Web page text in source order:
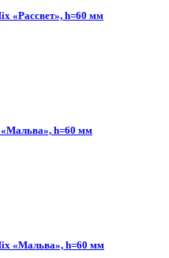
«Рассвет», h=60 мм
«Мальва», h=60 мм
«Мальва», h=60 мм